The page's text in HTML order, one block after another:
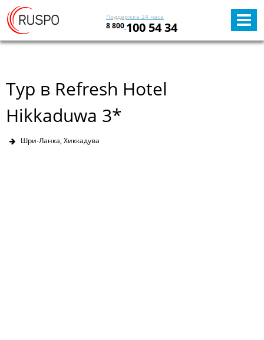
Поддержка 24 часа
8 800 100 54 34
Тур в Refresh Hotel
Hikkaduwa 3*
Шри-Ланка, Хиккадува